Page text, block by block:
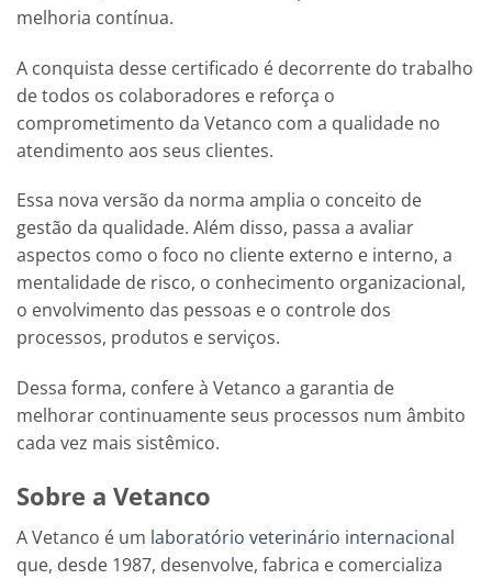
melhoria contínua.
A conquista desse certificado é decorrente do trabalho
de todos os colaboradores e reforça o
comprometimento da Vetanco com a qualidade no
atendimento aos seus clientes.
Essa nova versão da norma amplia o conceito de
gestão da qualidade. Além disso, passa a avaliar
aspectos como o foco no cliente externo e interno, a
mentalidade de risco, o conhecimento organizacional,
o envolvimento das pessoas e o controle dos
processos, produtos e serviços.
Dessa forma, confere à Vetanco a garantia de
melhorar continuamente seus processos num âmbito
cada vez mais sistêmico.
Sobre a Vetanco
A Vetanco é um laboratório veterinário internacional
que, desde 1987, desenvolve, fabrica e comercializa